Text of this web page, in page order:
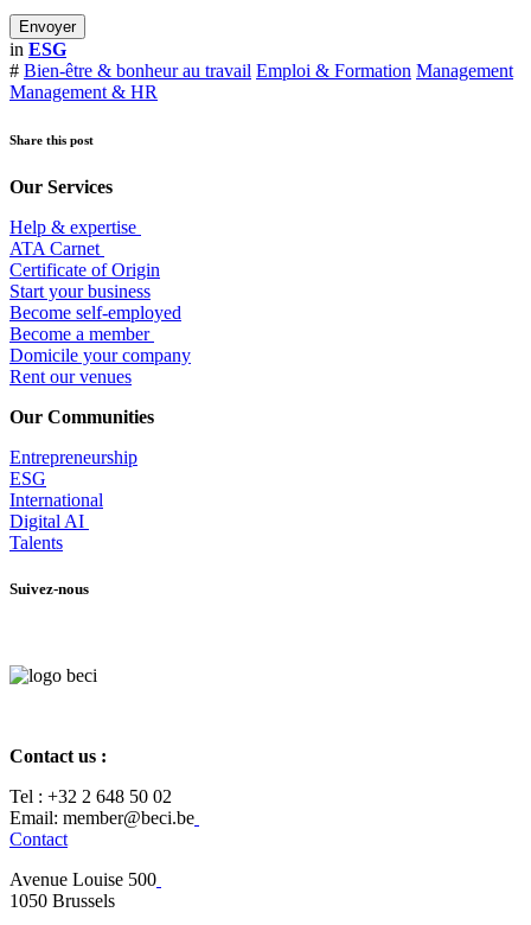
in ESG
# Bien-être & bonheur au travail Emploi & Formation Management
Management & HR
Share this post
Our Services
Help & expertise
​ATA Carnet
Certificate of Origin
Start your business
Become self-employed
Become a member
​Domicile your company
Rent our venues
Our Communities
Entrepreneurship
ESG
International
Digital AI
Talents
Suivez-nous
Contact us :
Tel : +32 2 648 50 02​
​​Email: member@beci.be
Contact
Avenue Louise 500
​1050 Brussels